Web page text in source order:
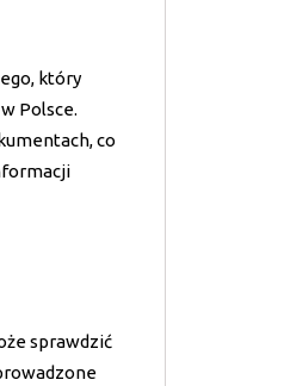
który
Polsce.
co
sprawdzić